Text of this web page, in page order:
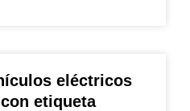
eléctricos
etiqueta